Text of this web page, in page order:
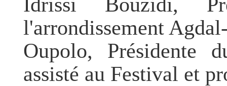
l'arrondissement
Oupolo, Présidente
assisté au Festival et